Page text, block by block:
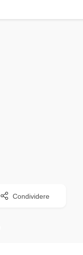
Condividere